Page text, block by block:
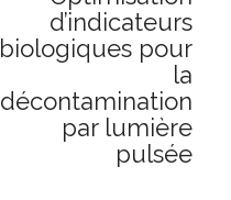
d’indicateurs
biologiques pour
la
décontamination
par lumière
pulsée